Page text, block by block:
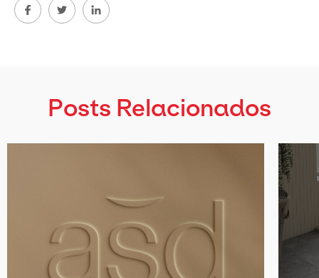
Posts Relacionados